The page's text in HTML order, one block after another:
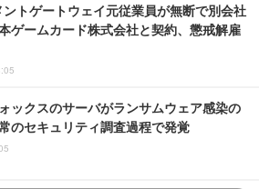
トゲートウェイ元従業員が無断で別会社
ゲームカード株式会社と契約、懲戒解雇
ックスのサーバがランサムウェア感染の
のセキュリティ調査過程で発覚